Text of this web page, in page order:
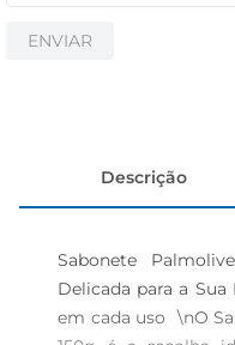
ENVIAR
Descrição
Sabonete
Delicada para a Sua
em cada uso  \nO